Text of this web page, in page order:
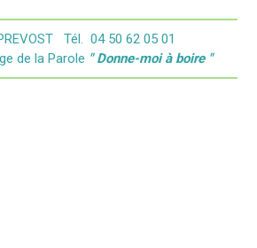
Tél. 04 50 62 05 01
Parole " Donne-moi à boire "